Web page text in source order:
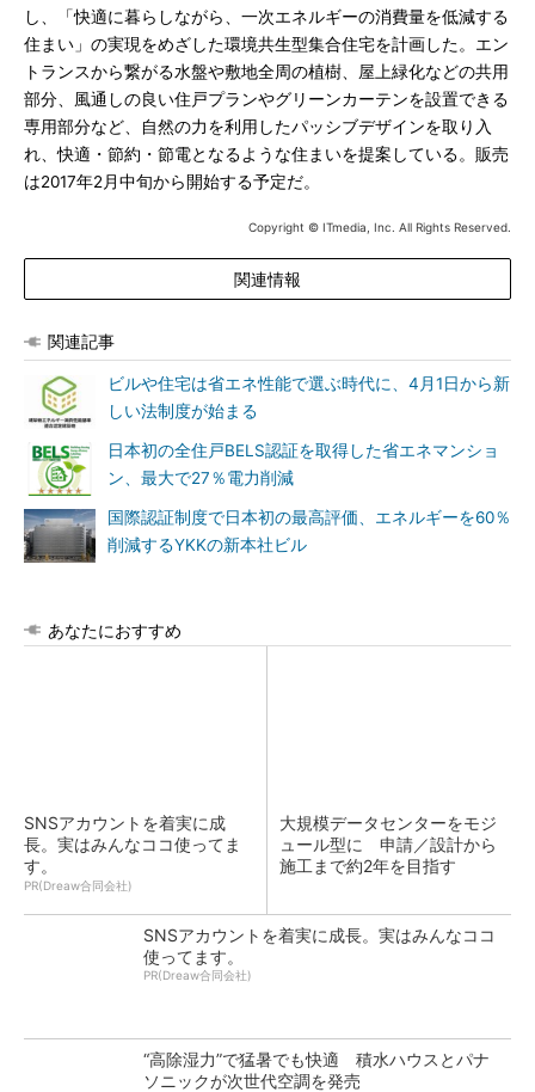
し、「快適に暮らしながら、一次エネルギーの消費量を低減する
住まい」の実現をめざした環境共生型集合住宅を計画した。エン
トランスから繋がる水盤や敷地全周の植樹、屋上緑化などの共用
部分、風通しの良い住戸プランやグリーンカーテンを設置できる
専用部分など、自然の力を利用したパッシブデザインを取り入
れ、快適・節約・節電となるような住まいを提案している。販売
は2017年2月中旬から開始する予定だ。
Copyright © ITmedia, Inc. All Rights Reserved.
関連情報
関連記事
ビルや住宅は省エネ性能で選ぶ時代に、4月1日から新
しい法制度が始まる
日本初の全住戸BELS認証を取得した省エネマンショ
ン、最大で27％電力削減
国際認証制度で日本初の最高評価、エネルギーを60％
削減するYKKの新本社ビル
あなたにおすすめ
SNSアカウントを着実に成
長。実はみんなココ使ってま
す。
PR(Dreaw合同会社)
大規模データセンターをモジ
ュール型に 申請／設計から
施工まで約2年を目指す
SNSアカウントを着実に成長。実はみんなココ
使ってます。
PR(Dreaw合同会社)
“高除湿力”で猛暑でも快適 積水ハウスとパナ
ソニックが次世代空調を発売